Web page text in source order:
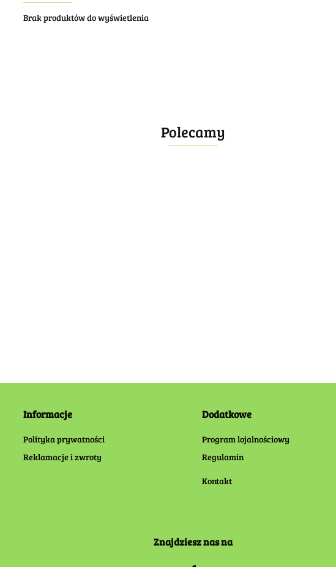
Brak produktów do wyświetlenia
Polecamy
Informacje
Polityka prywatności
Reklamacje i zwroty
Dodatkowe
Program lojalnościowy
Regulamin
Kontakt
Znajdziesz nas na